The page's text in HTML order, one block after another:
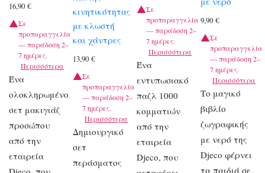
16,90 €
Σε
προπαραγγελία
— παράδοση 2–
7 ημέρες.
Περισσότερα
Ένα
ολοκληρωμένο
σετ μακιγιάζ
προσώπου
από την
εταιρεία
κινητικότητας
με κλωστή
και χάντρες
13,90€
Σε
προπαραγγελία
— παράδοση 2–
7 ημέρες.
Περισσότερα
Δημιουργικό
σετ
περάσματος
Σε
προπαραγγελία
— παράδοση 2–
7 ημέρες.
Περισσότερα
Ένα
εντυπωσιακό
παζλ 1000
κομματιών
από την
εταιρεία
Djeco, που
9,90€
Σε
προπαραγγελία
— παράδοση 2–
7 ημέρες.
Περισσότερα
Το μαγικό
βιβλίο
ζωγραφικής
με νερό της
Djeco φέρνει
τα παιδιά σε